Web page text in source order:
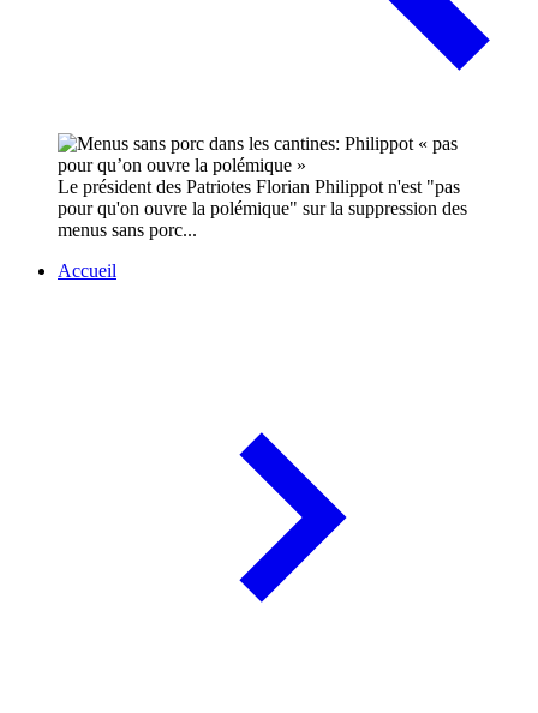
Le président des Patriotes Florian Philippot n'est "pas
pour qu'on ouvre la polémique" sur la suppression des
menus sans porc...
Accueil